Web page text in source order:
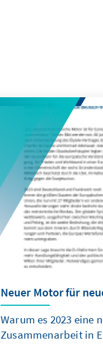
Neuer Motor für
Warum es 2023 eine
Zusammenarbeit in